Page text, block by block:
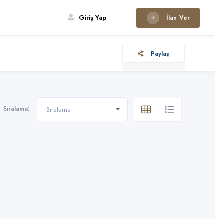
İlan Ver
Giriş Yap
Paylaş
Sıralama: Sıralama